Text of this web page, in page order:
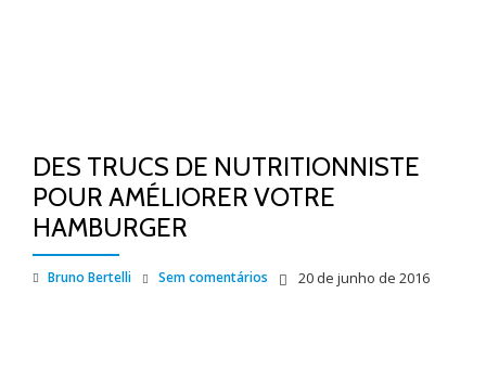
DES TRUCS DE NUTRITIONNISTE
POUR AMÉLIORER VOTRE
HAMBURGER
Bruno Bertelli 20 de junho de 2016
Sem comentários